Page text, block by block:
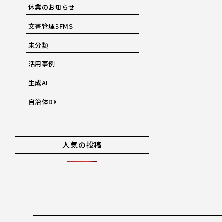
休業のお知らせ
文書管理SFMS
未分類
活用事例
生成AI
自治体DX
人気の投稿